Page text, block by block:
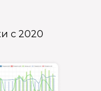
с 2020